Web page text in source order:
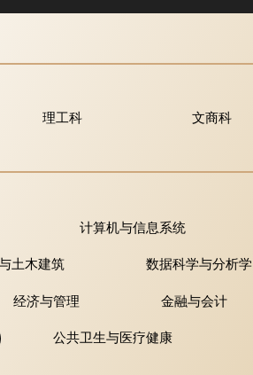
理工科 文商科
计算机与信息系统
土木建筑 数据科学与分析学
经济与管理 金融与会计
公共卫生与医疗健康